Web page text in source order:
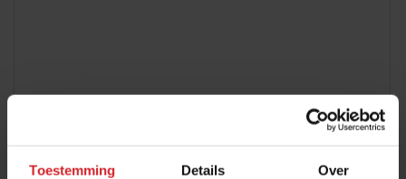
Toestemming Details Over